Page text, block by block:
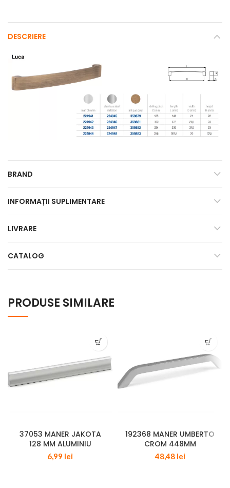
DESCRIERE
BRAND
INFORMAȚII SUPLIMENTARE
LIVRARE
CATALOG
PRODUSE SIMILARE
37053 MANER JAKOTA
128 MM ALUMINIU
6,99 lei
192368 MANER UMBERTO
CROM 448MM
48,48 lei